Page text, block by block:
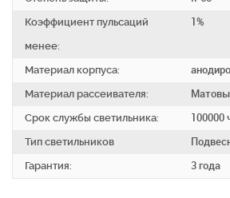
Коэффициент пульсаций
менее:
1%
Материал корпуса:
Материал рассеивателя:
Срок службы светильника:
100000
Тип светильников
Гарантия:
3 года